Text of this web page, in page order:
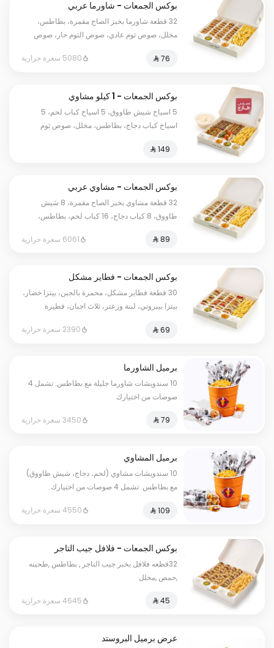
بوكس الجمعات - شاورما عربي
32 قطعة شاورما بخبز الصاج مقمرة، بطاطس،
مخلل، صوص ثوم عادي، صوص الثوم حار، صوص
5080 سعرة حرارية
بوكس الجمعات - 1 كيلو مشاوي
مشكل
5 اسياخ شيش طاووق، 5 اسياخ كباب لحم، 5
اسياخ كباب دجاج، بطاطس، مخلل، صوص ثوم
حمص كبير.
بوكس الجمعات - مشاوي عربي
مشكل
32 قطعة مشاوي بخبز الصاج مقمرة، 8 شيش
طاووق، 8 كباب دجاج، 16 كباب لحم، بطاطس،
طحينة + حمص كبير.
6061 سعرة حرارية
بوكس الجمعات - فطاير مشكل
30 قطعة فطاير مشكل، محمرة بالجبن، بيتزا خضار،
بيتزا بيبروني، لبنة وزعتر، ثلاث اجبان، فطيرة
الثوم حار، صوص الطحينة.
2390 سعرة حرارية
برميل الشاورما
10 سندويشات شاورما جليلة مع بطاطس. تشمل 4
صوصات من اختيارك
3450 سعرة حرارية
برميل المشاوي
10 سندويشات مشاوي (لحم، دجاج، شيش طاووق)
مع بطاطس. تشمل 4 صوصات من اختيارك.
4550 سعرة حرارية
بوكس الجمعات - فلافل جيب التاجر
32قطعه فلافل بخبز جيب التاجر , بطاطس ,طحينه
,حمص ,مخلل
4645 سعرة حرارية
عرض برميل البروستد